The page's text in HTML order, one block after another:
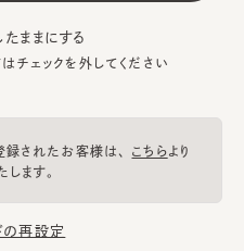
たままにする
ェックを外してください
されたお客様は、 こちらより
ます。
の再設定